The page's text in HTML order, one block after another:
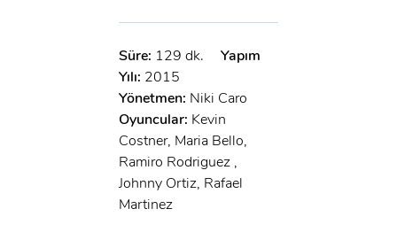
Süre: 129 dk.
Yapım
Yılı: 2015
Yönetmen: Niki Caro
Oyuncular: Kevin
Costner, Maria Bello,
Ramiro Rodriguez ,
Johnny Ortiz, Rafael
Martinez